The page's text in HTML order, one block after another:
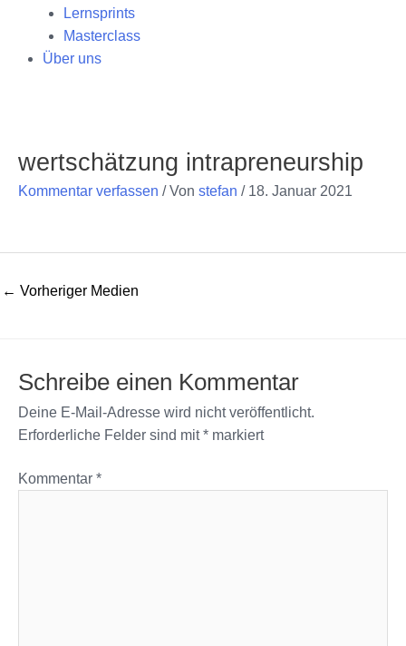
Lernsprints
Masterclass
Über uns
wertschätzung intrapreneurship
Kommentar verfassen / Von stefan / 18. Januar 2021
← Vorheriger Medien
Schreibe einen Kommentar
Deine E-Mail-Adresse wird nicht veröffentlicht.
Erforderliche Felder sind mit* markiert
Kommentar *